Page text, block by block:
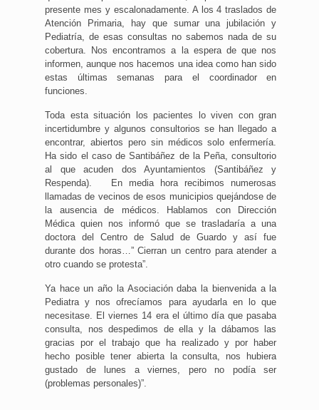
presente mes y escalonadamente. A los 4 traslados de
Atención Primaria, hay que sumar una jubilación y
Pediatría, de esas consultas no sabemos nada de su
cobertura. Nos encontramos a la espera de que nos
informen, aunque nos hacemos una idea como han sido
estas últimas semanas para el coordinador en
funciones.
Toda esta situación los pacientes lo viven con gran
incertidumbre y algunos consultorios se han llegado a
encontrar, abiertos pero sin médicos solo enfermería.
Ha sido el caso de Santibáñez de la Peña, consultorio
al que acuden dos Ayuntamientos (Santibáñez y
Respenda). En media hora recibimos numerosas
llamadas de vecinos de esos municipios quejándose de
la ausencia de médicos. Hablamos con Dirección
Médica quien nos informó que se trasladaría a una
doctora del Centro de Salud de Guardo y así fue
durante dos horas…” Cierran un centro para atender a
otro cuando se protesta”.
Ya hace un año la Asociación daba la bienvenida a la
Pediatra y nos ofrecíamos para ayudarla en lo que
necesitase. El viernes 14 era el último día que pasaba
consulta, nos despedimos de ella y la dábamos las
gracias por el trabajo que ha realizado y por haber
hecho posible tener abierta la consulta, nos hubiera
gustado de lunes a viernes, pero no podía ser
(problemas personales)”.